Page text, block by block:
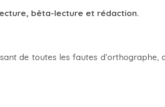
bêta-lecture et rédaction.
de toutes les fautes d’orthographe,